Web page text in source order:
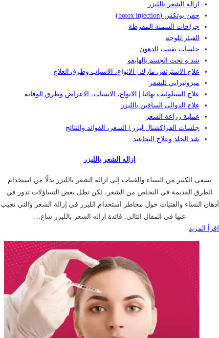
ازاله الشعر بالليزر
حقن بوتكس (botox injection)
جراحات السمنة المفرطة
الفيلر للوجه
جلسات تفتيت الدهون
شد و نحت الجسم بالهايفو
علاج الاسترتش مارك | الانواع، الاسباب وطرق العلاج
ميزوثيرابي للشعر
علاج السيلوليت نهائيا | الانواع، الاسباب، الاعراض وطرق الوقاية
علاج الدوالى الساقين بالليزر
عملية زراعة الشعر
جلسات الفراكشنال ليزر | السعر، الفوائد والنتائج
شد الجلد وعلاج التجاعيد
ازاله الشعر بالليزر
تسعى الكثير من النساء والفتيات إلى ازاله الشعر بالليزر بدلًا من استخدام
الطرق القديمة في التخلص من الشعر، لكن تظل بعض التساؤلات تدور في
أذهان النساء والفتيات حول مخاطر استخدام الليزر في إزالة الشعر والتي نجيب
عنها في المقال التالي. فائدة ازاله الشعر بالليزر شاع…
اقرأ المزيد